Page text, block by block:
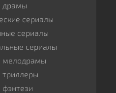
драмы
сериалы
сериалы
сериалы
мелодрамы
триллеры